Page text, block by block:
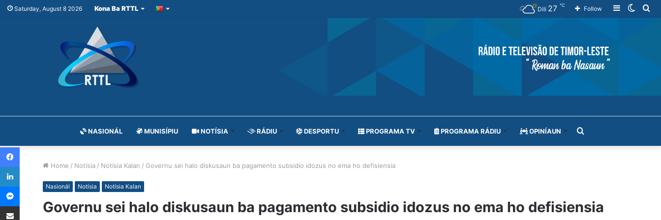
Saturday, August 8 2026 Kona Ba RTTL
Switch
Sidebar
Follow
Dili 27 ℃
NASIONÁL MUNISÍPIU NOTÍSIA RÁDIU DESPORTU PROGRAMA TV PROGRAMA RÁDIU OPINÍAUN
Home / Notísia / Notísia Kalan / Governu sei halo diskusaun ba pagamento subsidio idozus no ema ho defisiensia
Nasionál Notísia Notísia Kalan
Governu sei halo diskusaun ba pagamento subsidio idozus no ema ho defisiensia
Facebook
LinkedIn
Messenger